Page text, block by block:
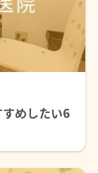
すめしたい6